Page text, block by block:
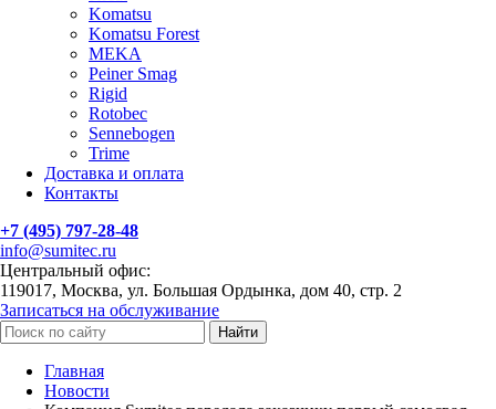
Komatsu
Komatsu Forest
MEKA
Peiner Smag
Rigid
Rotobec
Sennebogen
Trime
Доставка и оплата
Контакты
+7 (495) 797-28-48
info@sumitec.ru
Центральный офис:
119017, Москва, ул. Большая Ордынка, дом 40, стр. 2
Записаться на обслуживание
Найти
Главная
Новости